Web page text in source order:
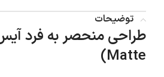
توضیحات
Matte)